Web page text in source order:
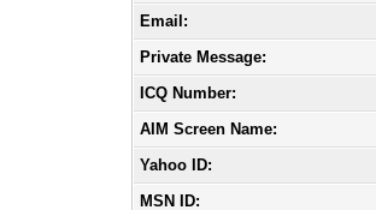
Email:
Private Message:
ICQ Number:
AIM Screen Name:
Yahoo ID:
MSN ID: